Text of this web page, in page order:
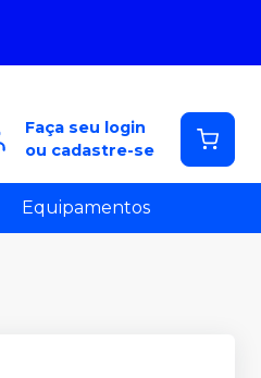
Faça seu login
ou cadastre-se
Equipamentos